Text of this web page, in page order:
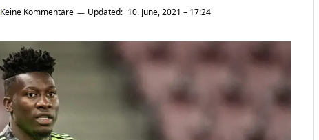
Keine Kommentare Updated: 10. June, 2021 – 17:24